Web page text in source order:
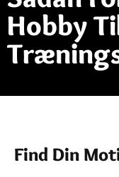
Hobby
Find Din